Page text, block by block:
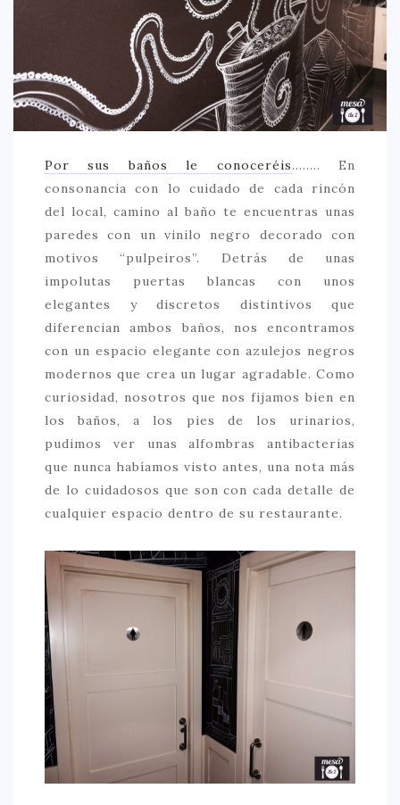
FUSIÓN
INDIA
ITALIANA
LATINA
SALUDABLE
TAPAS
PRECIO
25 – 50 €
> 50 €
LIFESTYLE
CONOCIENDO A …
ESCAPADAS
EVENTOS POP UP
GOURMET
HEALTHY
SELECCIONES MESADE2
MAPA
Por sus baños le conoceréis…….. En
consonancia con lo cuidado de cada rincón
del local, camino al baño te encuentras unas
paredes con un vinilo negro decorado con
motivos “pulpeiros”. Detrás de unas
impolutas puertas blancas con unos
elegantes y discretos distintivos que
diferencian ambos baños, nos encontramos
con un espacio elegante con azulejos negros
modernos que crea un lugar agradable. Como
curiosidad, nosotros que nos fijamos bien en
los baños, a los pies de los urinarios,
pudimos ver unas alfombras antibacterias
que nunca habíamos visto antes, una nota más
de lo cuidadosos que son con cada detalle de
cualquier espacio dentro de su restaurante.